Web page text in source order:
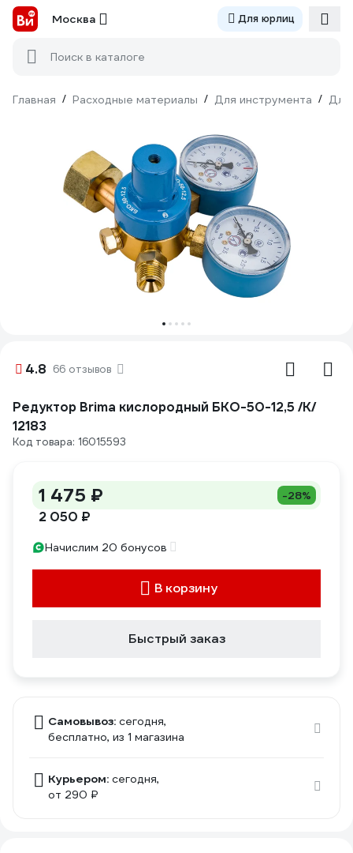
Москва Для юрлиц
Поиск в каталоге
Главная / Расходные материалы / Для инструмента / Для
4.8 66 отзывов
Редуктор Brima кислородный БКО-50-12,5 /К/
12183
Код товара: 16015593
1 475 ₽ -28%
2 050 ₽
Начислим 20 бонусов
В корзину
Быстрый заказ
Самовывоз: сегодня,
бесплатно, из 1 магазина
Курьером: сегодня,
от 290 ₽